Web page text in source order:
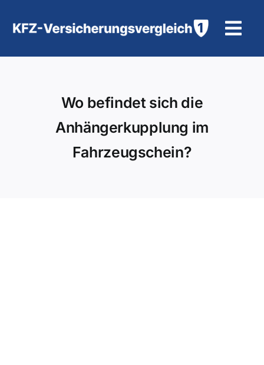
Inhalt
Motorradversicherung
Wo befindet sich die
Anhängerkupplung im
Fahrzeugschein?